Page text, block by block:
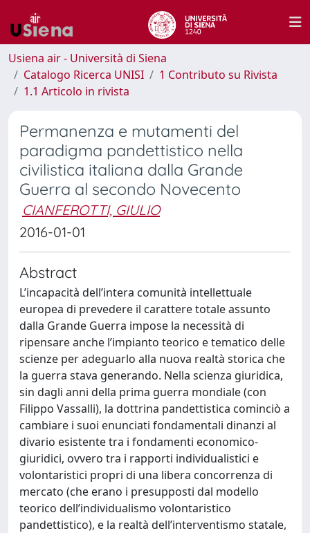
Usiena air - Università di Siena
Catalogo Ricerca UNISI
1 Contributo su Rivista
1.1 Articolo in rivista
Permanenza e mutamenti del
paradigma pandettistico nella
civilistica italiana dalla Grande
Guerra al secondo Novecento
CIANFEROTTI, GIULIO
2016-01-01
Abstract
L’incapacità dell’intera comunità intellettuale
europea di prevedere il carattere totale assunto
dalla Grande Guerra impose la necessità di
ripensare anche l’impianto teorico e tematico delle
scienze per adeguarlo alla nuova realtà storica che
la guerra stava generando. Nella scienza giuridica,
sin dagli anni della prima guerra mondiale (con
Filippo Vassalli), la dottrina pandettistica cominciò a
cambiare i suoi enunciati fondamentali dinanzi al
divario esistente tra i fondamenti economico-
giuridici, ovvero tra i rapporti individualistici e
volontaristici propri di una libera concorrenza di
mercato (che erano i presupposti dal modello
teorico dell’individualismo volontaristico
pandettistico), e la realtà dell’interventismo statale,